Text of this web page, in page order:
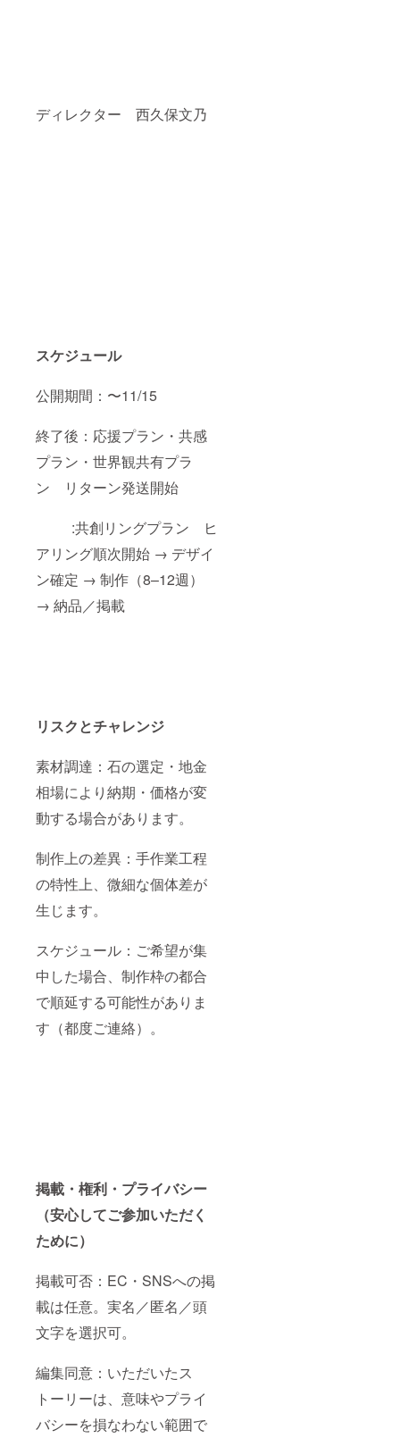
ディレクター 西久保文乃
スケジュール
公開期間：〜11/15
終了後：応援プラン・共感
プラン・世界観共有プラ
ン リターン発送開始
:共創リングプラン ヒ
アリング順次開始 → デザイ
ン確定 → 制作（8–12週）
→ 納品／掲載
リスクとチャレンジ
素材調達：石の選定・地金
相場により納期・価格が変
動する場合があります。
制作上の差異：手作業工程
の特性上、微細な個体差が
生じます。
スケジュール：ご希望が集
中した場合、制作枠の都合
で順延する可能性がありま
す（都度ご連絡）。
掲載・権利・プライバシー
（安心してご参加いただく
ために）
掲載可否：EC・SNSへの掲
載は任意。実名／匿名／頭
文字を選択可。
編集同意：いただいたス
トーリーは、意味やプライ
バシーを損なわない範囲で